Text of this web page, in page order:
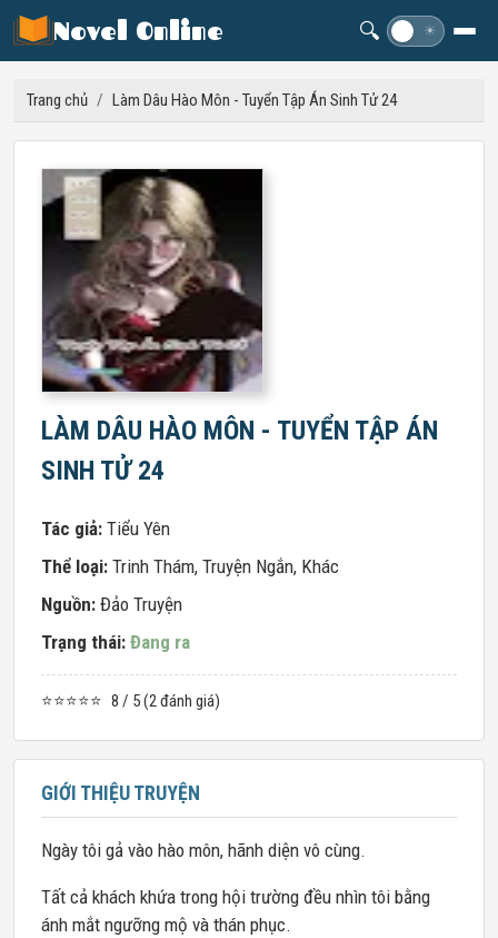
Novel Online 🔍 ☀
Trang chủ / Làm Dâu Hào Môn - Tuyển Tập Án Sinh Tử 24
LÀM DÂU HÀO MÔN - TUYỂN TẬP ÁN
SINH TỬ 24
Tác giả: Tiểu Yên
Thể loại: Trinh Thám, Truyện Ngắn, Khác
Nguồn: Đảo Truyện
Trạng thái: Đang ra
⭐⭐⭐⭐⭐ 8 / 5 (2 đánh giá)
GIỚI THIỆU TRUYỆN
Ngày tôi gả vào hào môn, hãnh diện vô cùng.
Tất cả khách khứa trong hội trường đều nhìn tôi bằng
ánh mắt ngưỡng mộ và thán phục.